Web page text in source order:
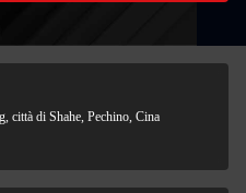
città di Shahe, Pechino, Cina